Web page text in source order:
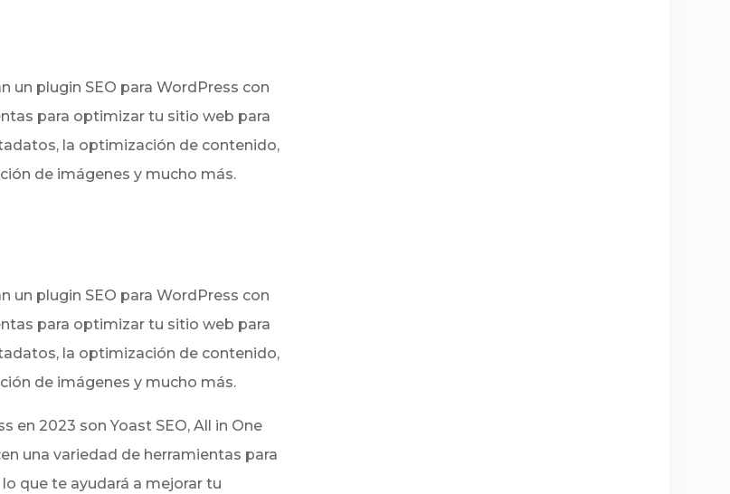
un plugin SEO para WordPress con
para optimizar tu sitio web para
la optimización de contenido,
de imágenes y mucho más.
un plugin SEO para WordPress con
para optimizar tu sitio web para
la optimización de contenido,
de imágenes y mucho más.
en 2023 son Yoast SEO, All in One
una variedad de herramientas para
que te ayudará a mejorar tu